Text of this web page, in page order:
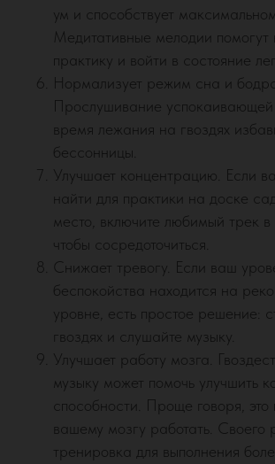
ум и способствует
Медитативные мелодии помогут
практику и войти в состояние
Нормализует режим сна и
Прослушивание успокаивающей
время лежания на гвоздях
бессонницы.
Улучшает концентрацию. Если
найти для практики на доске
место, включите любимый трек в
чтобы сосредоточиться.
Снижает тревогу. Если ваш
беспокойства находится на
уровне, есть простое решение:
гвоздях и слушайте музыку.
Улучшает работу мозга.
музыку может помочь улучшить
способности. Проще говоря, это
вашему мозгу работать. Своего
тренировка для выполнения